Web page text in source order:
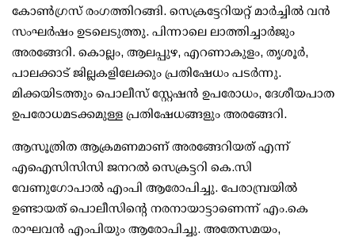
കോണ്‍ഗ്രസ് രംഗത്തിറങ്ങി. സെക്രട്ടേറിയറ്റ് മാര്‍ച്ചില്‍ വന്‍
സംഘര്‍ഷം ഉടലെടുത്തു. പിന്നാലെ ലാത്തിച്ചാര്‍ജും
അരങ്ങേറി. കൊല്ലം, ആലപ്പുഴ, എറണാകുളം, തൃശൂര്‍,
പാലക്കാട് ജില്ലകളിലേക്കും പ്രതിഷേധം പടര്‍ന്നു.
മിക്കയിടത്തും പൊലീസ് സ്റ്റേഷന്‍ ഉപരോധം, ദേശീയപാത
ഉപരോധമടക്കമുള്ള പ്രതിഷേധങ്ങളും അരങ്ങേറി.
ആസൂത്രിത ആക്രമണമാണ് അരങ്ങേറിയത് എന്ന്
എഐസിസിസി ജനറല്‍ സെക്രട്ടറി കെ.സി
വേണുഗോപാല്‍ എംപി ആരോപിച്ചു. പേരാമ്പ്രയില്‍
ഉണ്ടായത് പൊലീസിന്റെ നരനായാട്ടാണെന്ന് എം.കെ
രാഘവന്‍ എംപിയും ആരോപിച്ചു. അതേസമയം,